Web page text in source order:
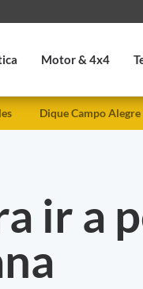
Motor & 4x4
Dique Campo Alegre
ir a